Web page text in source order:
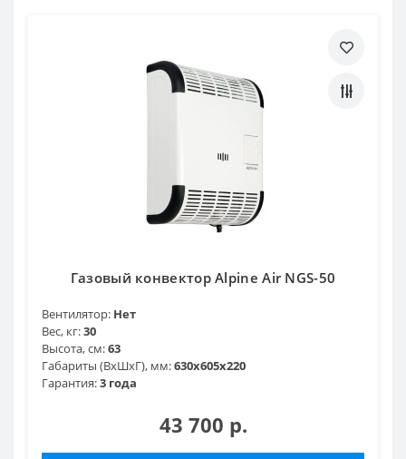
Газовый конвектор Alpine Air NGS-50
Вентилятор: Нет
Вес, кг:30
Высота, см:63
Габариты (ВхШхГ), мм:630х605х220
Гарантия:3 года
43 700 р.